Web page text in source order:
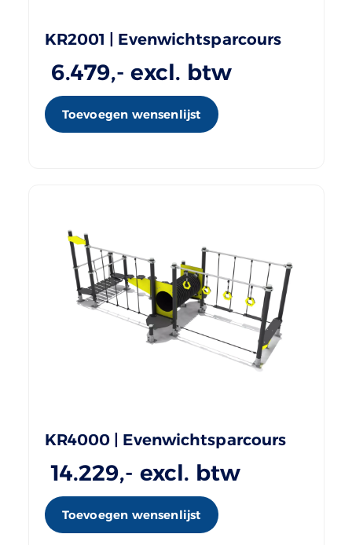
KR2001 | Evenwichtsparcours
6.479,- excl. btw
Toevoegen wensenlijst
KR4000 | Evenwichtsparcours
14.229,- excl. btw
Toevoegen wensenlijst